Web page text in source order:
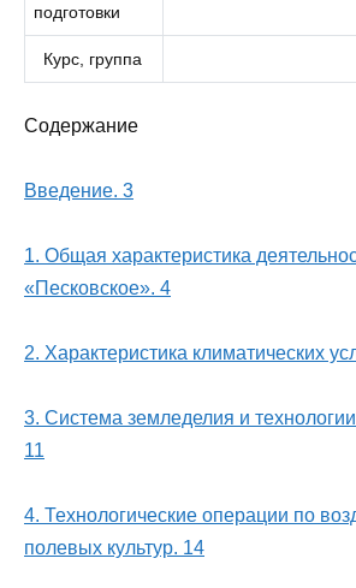
подготовки
Курс, группа
Содержание
Введение. 3
1. Общая характеристика
«Песковское». 4
2. Характеристика климатических
3. Система земледелия и
11
4. Технологические операции по
полевых культур. 14